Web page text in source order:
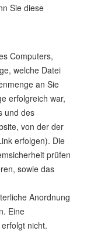
Sie diese
Computers,
welche Datei
an Sie
erfolgreich war,
und des
von der der
erfolgen). Die
prüfen
sowie das
Anordnung
Eine
nicht.